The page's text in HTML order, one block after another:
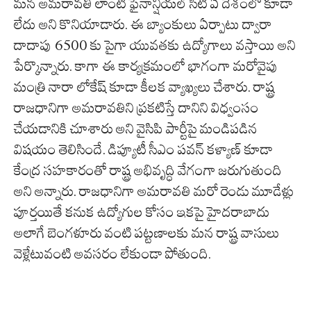
మన అమరావతి లాంటి ఫైనాన్షియల్ సిటీ ఏ దేశంలో కూడా
లేదు అని కొనియాడారు. ఈ బ్యాంకులు ఏర్పాటు ద్వారా
దాదాపు 6500 కు పైగా యువతకు ఉద్యోగాలు వస్తాయి అని
పేర్కొన్నారు. కాగా ఈ కార్యక్రమంలో భాగంగా మరోవైపు
మంత్రి నారా లోకేష్ కూడా కీలక వ్యాఖ్యలు చేశారు. రాష్ట్ర
రాజధానిగా అమరావతిని ప్రకటిస్తే దానిని విధ్వంసం
చేయడానికి చూశారు అని వైసిపి పార్టీపై మండిపడిన
విషయం తెలిసిందే. డిప్యూటీ సీఎం పవన్ కళ్యాణ్ కూడా
కేంద్ర సహకారంతో రాష్ట్ర అభివృద్ధి వేగంగా జరుగుతుంది
అని అన్నారు. రాజధానిగా అమరావతి మరో రెండు మూడేళ్లు
పూర్తయితే కనుక ఉద్యోగుల కోసం ఇకపై హైదరాబాదు
అలాగే బెంగళూరు వంటి పట్టణాలకు మన రాష్ట్ర వాసులు
వెళ్లేటువంటి అవసరం లేకుండా పోతుంది.